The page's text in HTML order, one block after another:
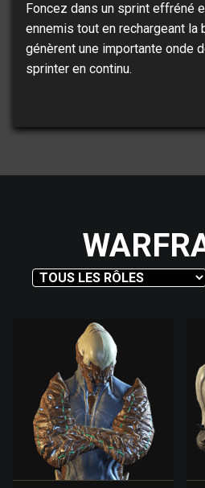
Foncez dans un sprint effréné
ennemis tout en rechargeant
génèrent une importante onde
sprinter en continu.